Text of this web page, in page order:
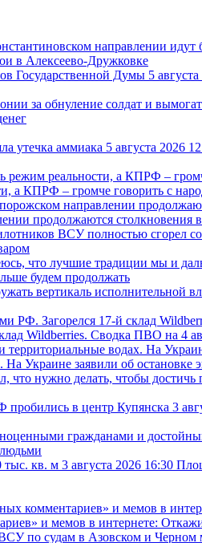
в Алексеево-Дружковке
5
5 августа 2026
а КПРФ – громче говорить с
продолжаются столкновения
будем продолжать
Wildberries. Сводка ПВО на 4
Украине заявили об остановке
3
3 августа 2026 16:30
и мемов в интернете: